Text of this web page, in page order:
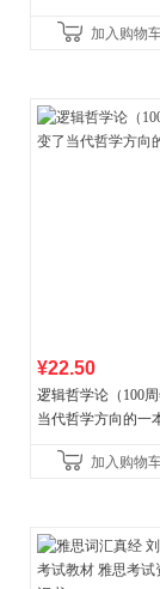
加入购物
¥22.50
逻辑哲学论（100
当代哲学方向的一
加入购物